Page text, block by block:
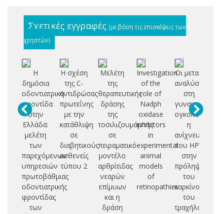
Σχετικές εγγραφές (με βάση τις επισκέψεις των
χρηστών)
Η
δημόσια
οδοντιατρική
φροντίδα
στην
Ελλάδα:
μελέτη
των
παρεχόμενων
υπηρεσιών
πρωτοβάθμιας
οδοντιατρικής
φροντίδας
των
Η σχέση
της C-
αντιδρώσας
πρωτεΐνης
με την
κατάθλιψη
σε
διαβητικούς
ασθενείς
τύπου 2
Μελέτη
της
θεραπευτικής
δράσης
της
τοσιλιζουμάμπης
σε
πειραματικό
μοντέλο
αρθρίτιδας
νεαρών
επίμυων
και η
δράση
Investigation
of the
role of
Nadph
oxidase
inhibitors
in
experimental
animal
models
of
retinopathies
Οι μετα -
αναλύσεις
στη
ογκολογία:
η
ανίχνευση
του HPV
στην
πρόληψη
του
καρκίνου
του
τραχήλου